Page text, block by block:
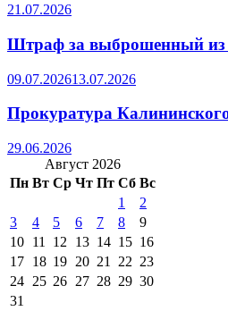
21.07.2026
Штраф за выброшенный
09.07.202613.07.2026
Прокуратура
29.06.2026
Август 2026
Пн Вт Ср Чт Пт Сб Вс
1
2
3
4 5 6 7 8
9
10 11 12 13 14 15 16
17 18 19 20 21 22 23
24 25 26 27 28 29 30
31